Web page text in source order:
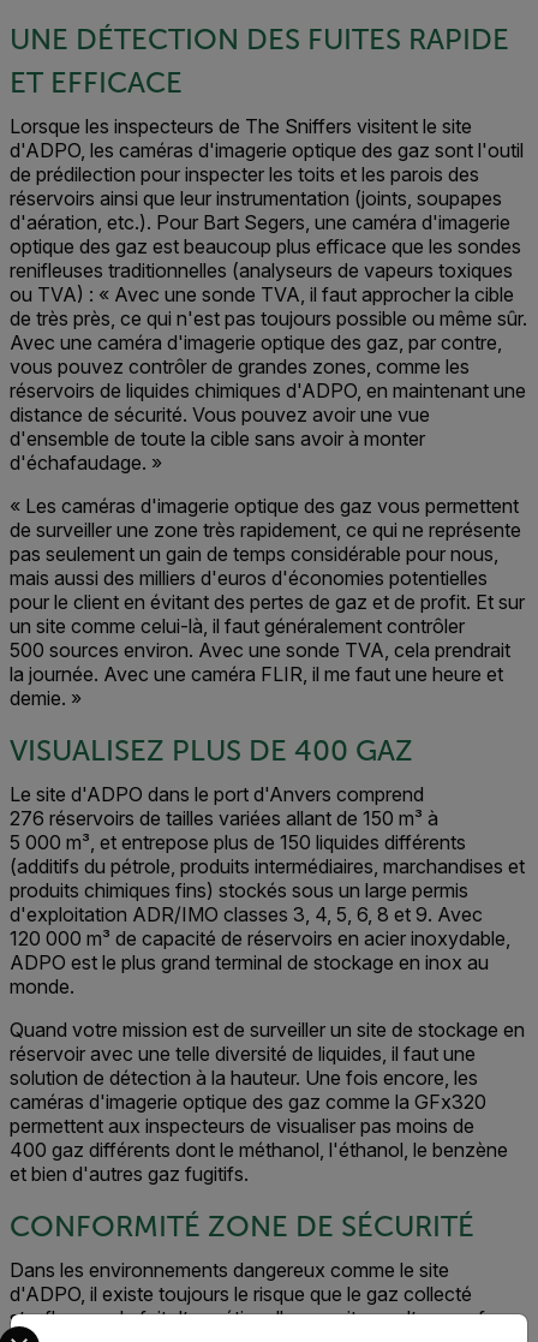
UNE DÉTECTION DES FUITES RAPIDE
ET EFFICACE
Lorsque les inspecteurs de The Sniffers visitent le site
d'ADPO, les caméras d'imagerie optique des gaz sont l'outil
de prédilection pour inspecter les toits et les parois des
réservoirs ainsi que leur instrumentation (joints, soupapes
d'aération, etc.). Pour Bart Segers, une caméra d'imagerie
optique des gaz est beaucoup plus efficace que les sondes
renifleuses traditionnelles (analyseurs de vapeurs toxiques
ou TVA) : « Avec une sonde TVA, il faut approcher la cible
de très près, ce qui n'est pas toujours possible ou même sûr.
Avec une caméra d'imagerie optique des gaz, par contre,
vous pouvez contrôler de grandes zones, comme les
réservoirs de liquides chimiques d'ADPO, en maintenant une
distance de sécurité. Vous pouvez avoir une vue
d'ensemble de toute la cible sans avoir à monter
d'échafaudage. »
« Les caméras d'imagerie optique des gaz vous permettent
de surveiller une zone très rapidement, ce qui ne représente
pas seulement un gain de temps considérable pour nous,
mais aussi des milliers d'euros d'économies potentielles
pour le client en évitant des pertes de gaz et de profit. Et sur
un site comme celui-là, il faut généralement contrôler
500 sources environ. Avec une sonde TVA, cela prendrait
la journée. Avec une caméra FLIR, il me faut une heure et
demie. »
VISUALISEZ PLUS DE 400 GAZ
Le site d'ADPO dans le port d'Anvers comprend
276 réservoirs de tailles variées allant de 150 m³ à
5 000 m³, et entrepose plus de 150 liquides différents
(additifs du pétrole, produits intermédiaires, marchandises et
produits chimiques fins) stockés sous un large permis
d'exploitation ADR/IMO classes 3, 4, 5, 6, 8 et 9. Avec
120 000 m³ de capacité de réservoirs en acier inoxydable,
ADPO est le plus grand terminal de stockage en inox au
monde.
Quand votre mission est de surveiller un site de stockage en
réservoir avec une telle diversité de liquides, il faut une
solution de détection à la hauteur. Une fois encore, les
caméras d'imagerie optique des gaz comme la GFx320
permettent aux inspecteurs de visualiser pas moins de
400 gaz différents dont le méthanol, l'éthanol, le benzène
et bien d'autres gaz fugitifs.
CONFORMITÉ ZONE DE SÉCURITÉ
Dans les environnements dangereux comme le site
d'ADPO, il existe toujours le risque que le gaz collecté
s’enflamme du fait d’une étincelle parasite ou d’une surface
Select your preferred country and language from the